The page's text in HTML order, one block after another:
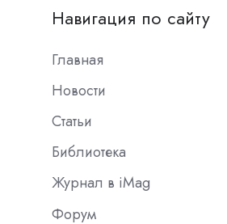
Навигация по сайту
Главная
Новости
Статьи
Библиотека
Журнал в iMag
Форум